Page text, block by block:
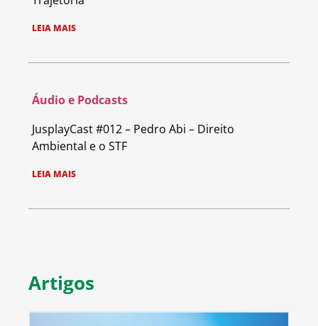
LEIA MAIS
Áudio e Podcasts
JusplayCast #012 – Pedro Abi – Direito
Ambiental e o STF
LEIA MAIS
Artigos